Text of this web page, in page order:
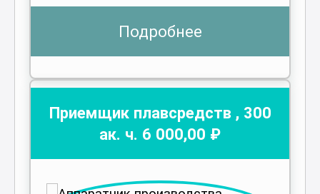
Подробнее
Приемщик плавсредств , 300
ак. ч. 6 000,00 ₽